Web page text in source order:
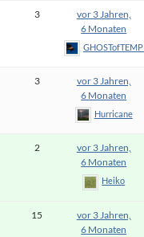
3
vor 3 Jahren,
6 Monaten
3
vor 3 Jahren,
6 Monaten
Hurricane
2
vor 3 Jahren,
6 Monaten
Heiko
15
vor 3 Jahren,
6 Monaten